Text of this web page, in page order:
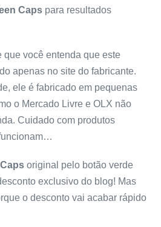
Caps para resultados
que você entenda que este
apenas no site do fabricante.
ele é fabricado em pequenas
o Mercado Livre e OLX não
Cuidado com produtos
original pelo botão verde
exclusivo do blog! Mas
o desconto vai acabar rápido